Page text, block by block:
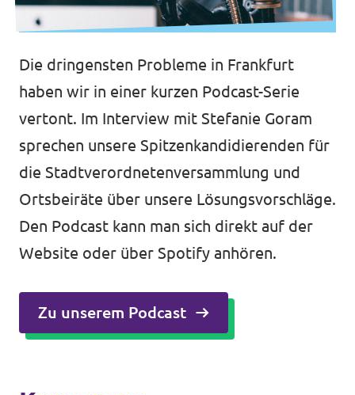
Die dringensten Probleme in Frankfurt
haben wir in einer kurzen Podcast-Serie
vertont. Im Interview mit Stefanie Goram
sprechen unsere Spitzenkandidierenden für
die Stadtverordnetenversammlung und
Ortsbeiräte über unsere Lösungsvorschläge.
Den Podcast kann man sich direkt auf der
Website oder über Spotify anhören.
Zu unserem Podcast